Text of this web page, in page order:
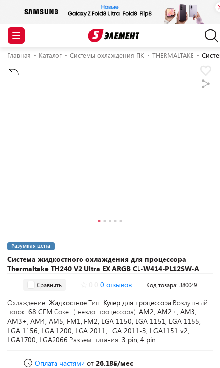
Главная Каталог Системы охлаждения ПК THERMALTAKE
Система жидкостного охлаждения для процессора
Thermaltake TH240 V2 Ultra EX ARGB CL-W414-PL12SW-A
Разумная цена
Сравнить 0 отзывов Код товара: 380049
Охлаждение: ЖидкостноеТип: Кулер для процессора Воздушный
поток: 68 CFM Сокет (гнездо процессора): AM2, AM2+, AM3,
AM3+, AM4, AM5, FM1, FM2, LGA 1150, LGA 1151, LGA 1155,
LGA 1156, LGA 1200, LGA 2011, LGA 2011-3, LGA1151 v2,
LGA1700, LGA2066 Разъем питания: 3 pin, 4 pin
Оплата частями от 26.18 /мес